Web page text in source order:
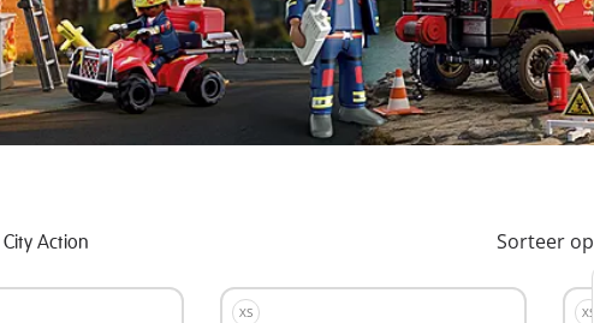
City Action Sorteer op
XS XS